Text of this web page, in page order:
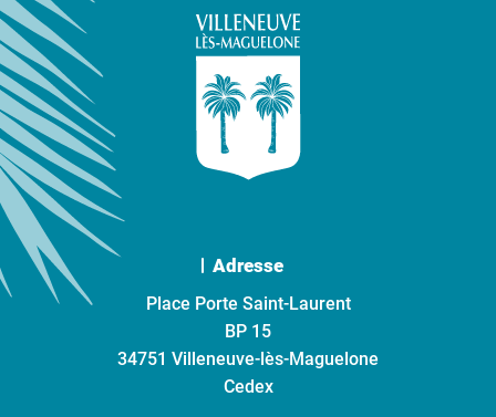
Adresse
Place Porte Saint-Laurent
BP 15
34751 Villeneuve-lès-Maguelone
Cedex